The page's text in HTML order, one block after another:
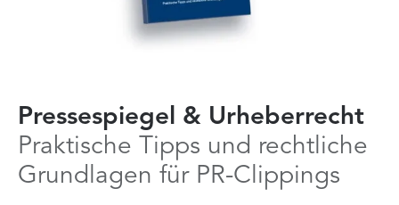
Pressespiegel & Urheberrecht
Praktische Tipps und rechtliche
Grundlagen für PR-Clippings